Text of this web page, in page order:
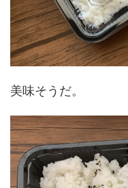
美味そうだ。